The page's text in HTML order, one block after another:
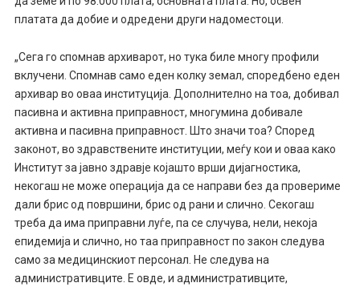
платата да добие и одредени други надоместоци.
„Сега го спомнав архиварот, но тука биле многу профили
вклучени. Спомнав само еден колку земал, споредбено еден
архивар во оваа институција. ​Дополнително на тоа, добивал
пасивна и активна приправност, многумина добивале
активна и пасивна приправност. Што значи тоа? Според
законот, во здравствените институции, меѓу кои и оваа како
Институт за јавно здравје којашто врши дијагностика,
некогаш не може операција да се направи без да провериме
дали брис од површини, брис од рани и слично. Секогаш
треба да има приправни луѓе, па се случува, нели, некоја
епидемија и слично, но таа приправност по закон следува
само за медицинскиот персонал. Не следува на
административците. Е овде, и административците,